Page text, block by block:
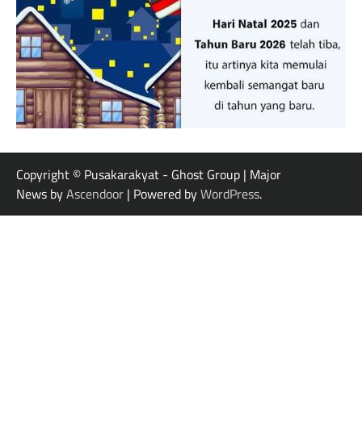
Copyright © Pusakarakyat - Ghost Group | Major
News byAscendoor | Powered byWordPress.